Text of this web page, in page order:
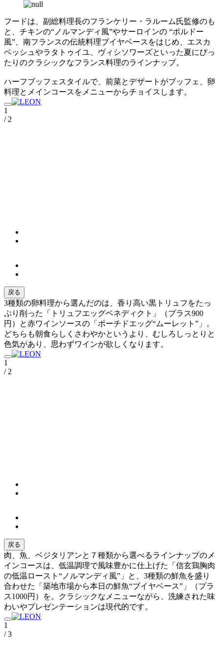
フードは、副総料理長のフランケリー・ラルーム氏監修のも
と、チキンの“ノルマンディ風”やサーロインの “ボルドー
風”、南フランスの伝統料理ブイヤベースをはじめ、エスカ
ベッシュやラタトゥイユ、ヴィシソワーズといった夏にぴっ
たりのクラシックなフランス料理のラインナップ。
ハーフブッフェスタイルで、前菜とデザートがブッフェ、卵
料理とメインコースをメニューからチョイスします。
1
/ 2
戻る
3種類の卵料理から選んだのは、香り高い黒トリュフをたっ
ぷり削った「トリュフエッグベネディクト」（プラス900
円）と赤ワインソースの「ポーチドエッグ“ムーレット”」。
どちらも朝食らしくさわやかというより、むしろしっとりと
色気があり、思わずワインが欲しくなります。
1
/ 2
戻る
肉、魚、ベジタリアンと７種類から選べるラインナップのメ
インコースは、低温調理で風味豊かに仕上げた「信玄鶏胸肉
の低温ロースト“ノルマンディ風”」と、3種類の鮮魚を盛り
合わせた「築地市場から本日の鮮魚“ブイヤベース”」（プラ
ス1000円）を。クラシックなメニューながら、洗練された味
わいやプレゼンテーションは現代的です。
1
/ 3